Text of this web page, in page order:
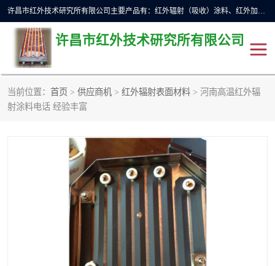
许昌市红外技术研究所有限公司主要产品有：红外辐射（吸收）涂料、红外加热元件、红外辐射加热模块（板）、红外辐射加热炉（箱）、快速红外辐射加热器、系列高端红外加热实验设备、系列红外加热控制器等。
许昌市红外技术研究所有限公司
当前位置： 首页 > 供应商机 > 红外辐射表面材料 > 河南高温红外辐
射涂料电话 经验丰富
红外加热设备
红外辐射涂料 红外辐射加热器
红外辐射加热模块 定制红外加热实验设备
红外加热元件 红外辐射吸收涂料
高端红外加热实验设备 电工电气
红外加热控制器